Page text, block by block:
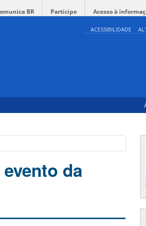
BR Participe Acesso à
ACESSIBILIDADE
da